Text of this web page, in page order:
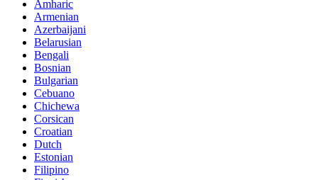
Amharic
Armenian
Azerbaijani
Belarusian
Bengali
Bosnian
Bulgarian
Cebuano
Chichewa
Corsican
Croatian
Dutch
Estonian
Filipino